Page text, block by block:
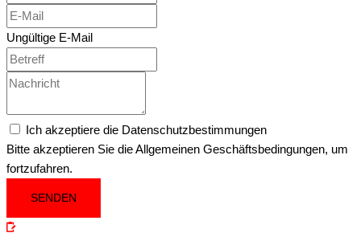
Ungültige E-Mail
Ich akzeptiere die Datenschutzbestimmungen
Bitte akzeptieren Sie die Allgemeinen Geschäftsbedingungen, um
fortzufahren.
SENDEN